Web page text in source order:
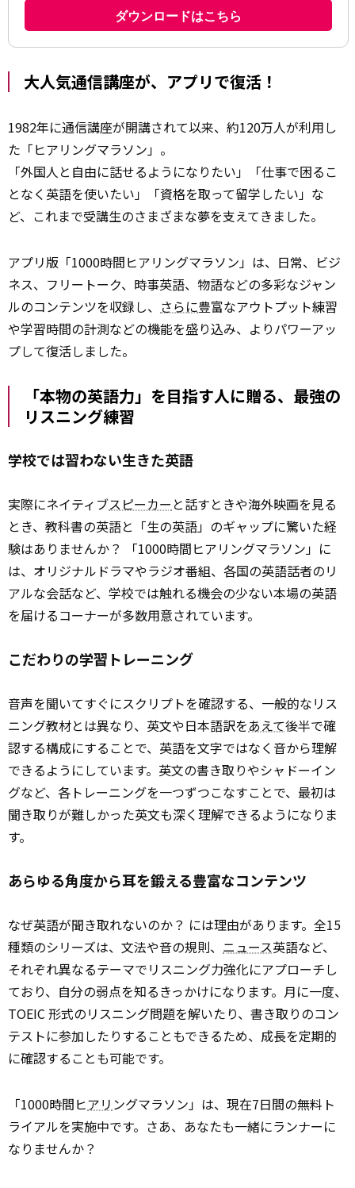
大人気通信講座が、アプリで復活！
1982年に通信講座が開講されて以来、約120万人が利用し
た「ヒアリングマラソン」。
「外国人と自由に話せるようになりたい」「仕事で困るこ
となく英語を使いたい」「資格を取って留学したい」な
ど、これまで受講生のさまざまな夢を支えてきました。
アプリ版「1000時間ヒアリングマラソン」は、日常、ビジ
ネス、フリートーク、時事英語、物語などの多彩なジャン
ルのコンテンツを収録し、 さらに豊富なアウトプット練習
や学習時間の計測などの機能を盛り込み、よりパワーアッ
プして復活しました。
「本物の英語力」を目指す人に贈る、最強の
リスニング練習
学校では習わない生きた英語
実際にネイティブスピーカー と話すときや海外映画を見る
とき、教科書の英語と「生の英語」のギャップに驚いた経
験はありませんか？ 「1000時間ヒアリングマラソン」に
は、オリジナルドラマやラジオ番組、各国の英語話者のリ
アルな会話など、学校では触れる機会の少ない本場の英語
を届けるコーナーが多数用意されています。
こだわりの学習トレーニング
音声を聞いてすぐにスクリプトを確認する、一般的なリス
ニング教材とは異なり、英文や日本語訳をあえて後半で確
認する構成にすることで、英語を文字ではなく音から理解
できるようにしています。英文の書き取りやシャドーイン
グなど、各トレーニングを一つずつこなすことで、最初は
聞き取りが難しかった英文も深く理解できるようになりま
す。
あらゆる角度から耳を鍛える豊富なコンテンツ
なぜ英語が聞き取れないのか？ には理由があります。全15
種類のシリーズは、文法や音の規則、 ニュース英語など、
それぞれ異なるテーマでリスニング力強化にアプローチし
ており、自分の弱点を知るきっかけになります。月に一度、
TOEIC 形式のリスニング問題を解いたり、書き取りのコン
テストに参加したりすることもできるため、成長を定期的
に確認することも可能です。
「1000時間ヒアリ ングマラソン」は、現在7日間の無料ト
ライアルを実施中です。さあ、あなたも一緒にランナーに
なりませんか？